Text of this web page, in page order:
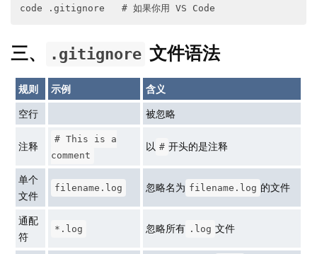
三、 .gitignore 文件语法
规则 示例
含义
空行
被忽略
注释
# This is a
comment
以 # 开头的是注释
单个
文件
filename.log 忽略名为 filename.log 的文件
通配
符
*.log 忽略所有 .log 文件